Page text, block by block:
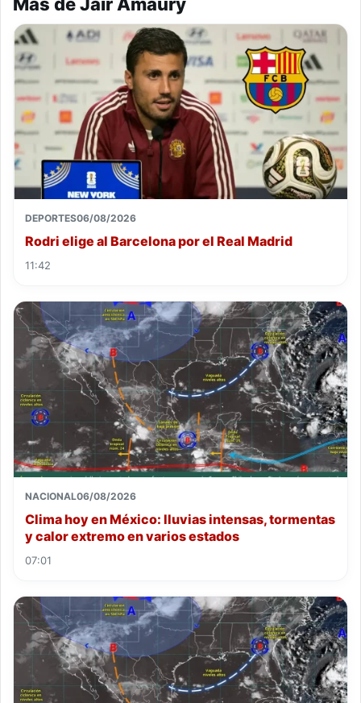
DEPORTES06/08/2026
Rodri elige al Barcelona por el Real Madrid
11:42
NACIONAL06/08/2026
Clima hoy en México: lluvias intensas, tormentas
y calor extremo en varios estados
07:01